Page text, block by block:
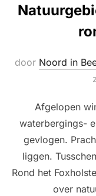
door Noord in
Afgelopen
waterbergings-
gevlogen.
liggen.
Rond het
over